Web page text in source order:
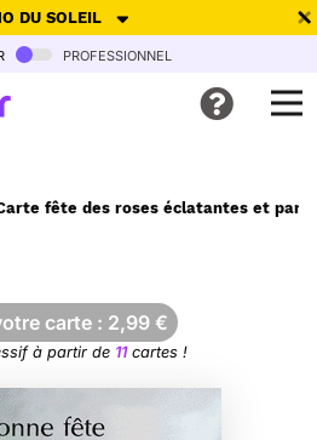
DU SOLEIL
code SUMMER26pour envoyer des
plus afficher
professionnel
fête des roses éclatantes et
carte : 2,99 €
à partir de 11cartes !